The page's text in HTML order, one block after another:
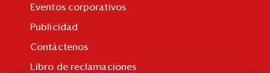
Eventos corporativos
Publicidad
Contáctenos
Libro de reclamaciones